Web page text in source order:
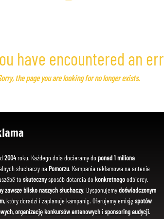
have encountered an
the page you are looking for no longer exists.
2004roku. Każdego dnia docieramy do ponad 1 miliona
słuchaczy na Pomorzu. Kampania reklamowa na antenie
toskutecznysposób dotarcia dokonkretnegoodbiorcy.
zawsze blisko naszych słuchaczy. Dysponujemydoświadczonym
, który doradzi i zaplanuje kampanię. Oferujemy emisję spotów
,organizację konkursów antenowychi sponsoring audycji.